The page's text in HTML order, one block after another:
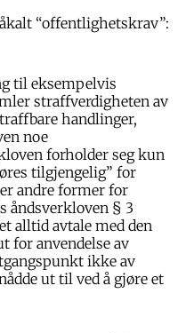
“offentlighetskrav”:
til eksempelvis
straffverdigheten av
handlinger,
noe
forholder seg kun
tilgjengelig” for
andre former for
åndsverkloven § 3
alltid avtale med den
for anvendelse av
ikke av
ut til ved å gjøre et